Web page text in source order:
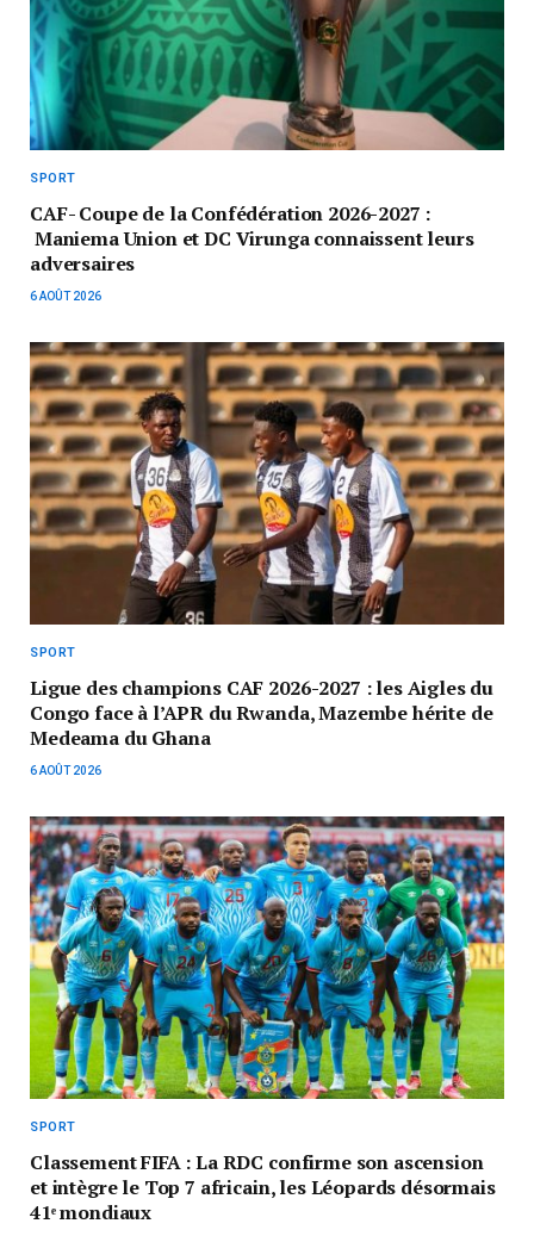
SPORT
CAF- Coupe de la Confédération 2026-2027 :
Maniema Union et DC Virunga connaissent leurs
adversaires
6 AOÛT 2026
SPORT
Ligue des champions CAF 2026-2027 : les Aigles du
Congo face à l’APR du Rwanda, Mazembe hérite de
Medeama du Ghana
6 AOÛT 2026
SPORT
Classement FIFA : La RDC confirme son ascension
et intègre le Top 7 africain, les Léopards désormais
41ᵉ mondiaux